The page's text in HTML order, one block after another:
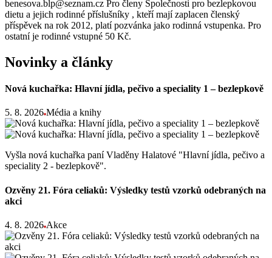
benesova.blp@seznam.cz Pro členy Společnosti pro bezlepkovou
dietu a jejich rodinné příslušníky , kteří mají zaplacen členský
příspěvek na rok 2012, platí pozvánka jako rodinná vstupenka. Pro
ostatní je rodinné vstupné 50 Kč.
Novinky a články
Nová kuchařka: Hlavní jídla, pečivo a speciality 1 – bezlepkově
5. 8. 2026 Média a knihy
Vyšla nová kuchařka paní Vladěny Halatové "Hlavní jídla, pečivo a
speciality 2 - bezlepkově".
Ozvěny 21. Fóra celiaků: Výsledky testů vzorků odebraných na
akci
4. 8. 2026 Akce